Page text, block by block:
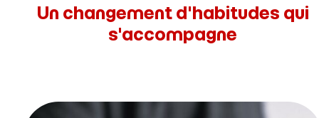
Un changement d'habitudes qui
s'accompagne